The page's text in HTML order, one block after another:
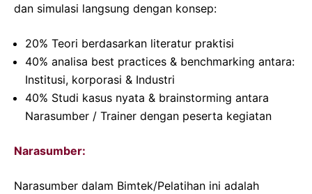
dan simulasi langsung dengan konsep:
20% Teori berdasarkan literatur praktisi
40% analisa best practices & benchmarking antara:
Institusi, korporasi & Industri
40% Studi kasus nyata & brainstorming antara
Narasumber / Trainer dengan peserta kegiatan
Narasumber:
Narasumber dalam Bimtek/Pelatihan ini adalah